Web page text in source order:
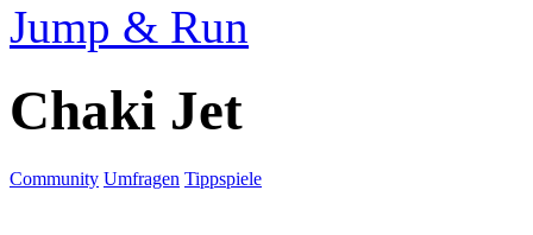
Jump & Run
Chaki Jet
Community Umfragen Tippspiele